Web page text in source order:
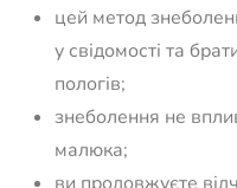
цей метод
у свідомості та
пологів;
знеболення не
малюка;